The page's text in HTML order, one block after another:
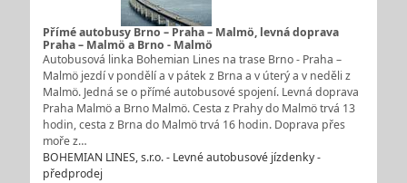
Přímé autobusy Brno – Praha – Malmö, levná doprava
Praha – Malmö a Brno - Malmö
Autobusová linka Bohemian Lines na trase Brno - Praha –
Malmö jezdí v pondělí a v pátek z Brna a v úterý a v neděli z
Malmö. Jedná se o přímé autobusové spojení. Levná doprava
Praha Malmö a Brno Malmö. Cesta z Prahy do Malmö trvá 13
hodin, cesta z Brna do Malmö trvá 16 hodin. Doprava přes
moře z…
BOHEMIAN LINES, s.r.o. - Levné autobusové jízdenky -
předprodej